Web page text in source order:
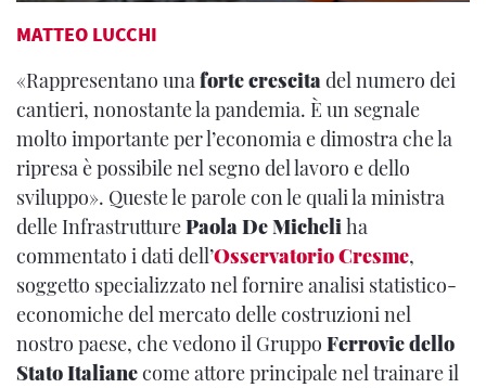
MATTEO LUCCHI
«Rappresentano unaforte crescitadel numero dei
cantieri, nonostante la pandemia. È un segnale
molto importante per l’economia e dimostra che la
ripresa è possibile nel segno del lavoro e dello
sviluppo». Queste le parole con le quali la ministra
delle InfrastrutturePaola De Micheliha
commentato i dati dell’OsservatorioCresme,
soggetto specializzato nel fornire analisi statistico-
economiche del mercato delle costruzioni nel
nostro paese, che vedono il Gruppo Ferrovie dello
Stato Italianecome attore principale nel trainare il